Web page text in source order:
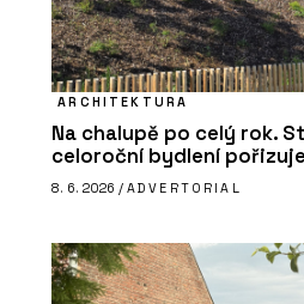
ARCHITEKTURA
Na chalupě po celý rok.
celoroční bydlení
8. 6. 2026 / ADVERTORIAL